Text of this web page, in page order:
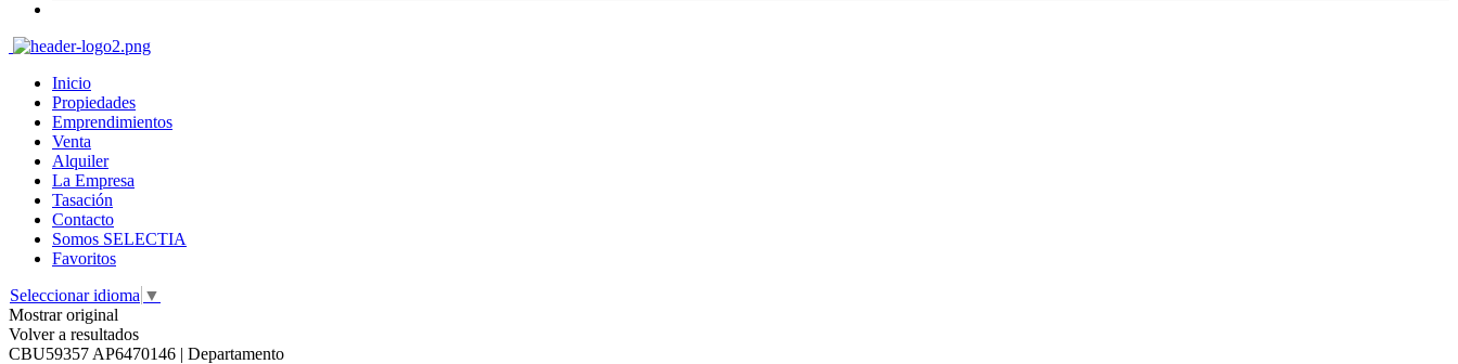
Inicio
Propiedades
Emprendimientos
Venta
Alquiler
La Empresa
Tasación
Contacto
Somos SELECTIA
Favoritos
Seleccionar idioma ▼
Mostrar original
Volver a resultados
CBU59357 AP6470146 | Departamento